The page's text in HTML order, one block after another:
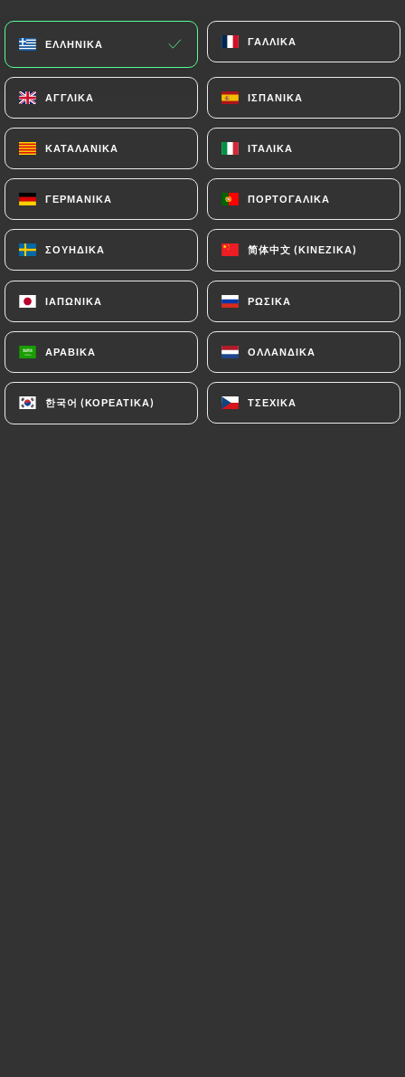
ΕΛΛΗΝΙΚΆ ΓΑΛΛΙΚΆ
ΑΓΓΛΙΚΆ ΙΣΠΑΝΙΚΆ
ΚΑΤΑΛΑΝΙΚΆ ΙΤΑΛΙΚΆ
ΓΕΡΜΑΝΙΚΆ ΠΟΡΤΟΓΑΛΙΚΆ
ΣΟΥΗΔΙΚΆ 简体中文 (ΚΙΝΈΖΙΚΑ)
ΙΑΠΩΝΙΚΆ ΡΩΣΙΚΆ
ΑΡΑΒΙΚΆ ΟΛΛΑΝΔΙΚΆ
한국어 (ΚΟΡΕΆΤΙΚΑ) ΤΣΈΧΙΚΑ
ΕΛΛΗΝΙΚΆ ΓΑΛΛΙΚΆ
ΑΓΓΛΙΚΆ ΙΣΠΑΝΙΚΆ
ΚΑΤΑΛΑΝΙΚΆ ΙΤΑΛΙΚΆ
ΓΕΡΜΑΝΙΚΆ ΠΟΡΤΟΓΑΛΙΚΆ
ΣΟΥΗΔΙΚΆ 简体中文 (ΚΙΝΈΖΙΚΑ)
ΙΑΠΩΝΙΚΆ ΡΩΣΙΚΆ
ΑΡΑΒΙΚΆ ΟΛΛΑΝΔΙΚΆ
한국어 (ΚΟΡΕΆΤΙΚΑ) ΤΣΈΧΙΚΑ